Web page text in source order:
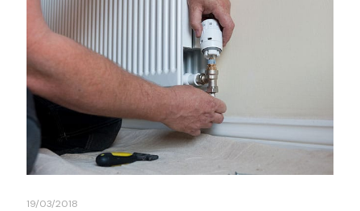
19/03/2018